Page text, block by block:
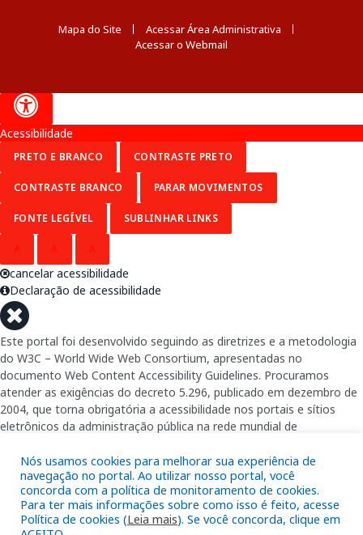
Mapa do Site
Acessar Área Administrativa
Acessar o Webmail
Nós usamos cookies para melhorar sua experiência de
navegação no portal. Ao utilizar nosso portal, você
concorda com a política de monitoramento de cookies.
Para ter mais informações sobre como isso é feito, acesse
Política de cookies (Leia mais). Se você concorda, clique em
Acessibilidade
PRETO E BRANCO CONTRASTE PRETO
CONTRASTE BRANCO PARAR MOVIMENTOS
FONTE LEGÍVEL SUBLINHAR LINKS
cancelar acessibilidade
Declaração de acessibilidade
Este portal foi desenvolvido seguindo as diretrizes e a metodologia
do W3C – World Wide Web Consortium, apresentadas no
documento Web Content Accessibility Guidelines. Procuramos
atender as exigências do decreto 5.296, publicado em dezembro de
2004, que torna obrigatória a acessibilidade nos portais e sítios
eletrônicos da administração pública na rede mundial de
garantindo-lhes o pleno acesso aos conteúdos disponíveis.
Além de validações automáticas, foram realizados testes em
diversos navegadores e através do utilitário de acesso a Internet do
DOSVOX, sistema operacional destinado deficientes visuais.